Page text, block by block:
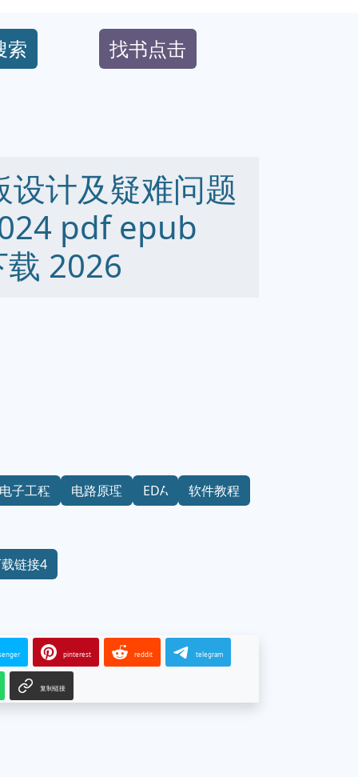
索 找书点击
设计及疑难问题
pdf epub
2026
电子工程 电路原理 EDA 软件教程
链接4
pinterest reddit telegram
复制链接